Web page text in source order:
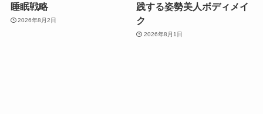
睡眠戦略
2026年8月2日
践する姿勢美人ボディメイ
ク
2026年8月1日